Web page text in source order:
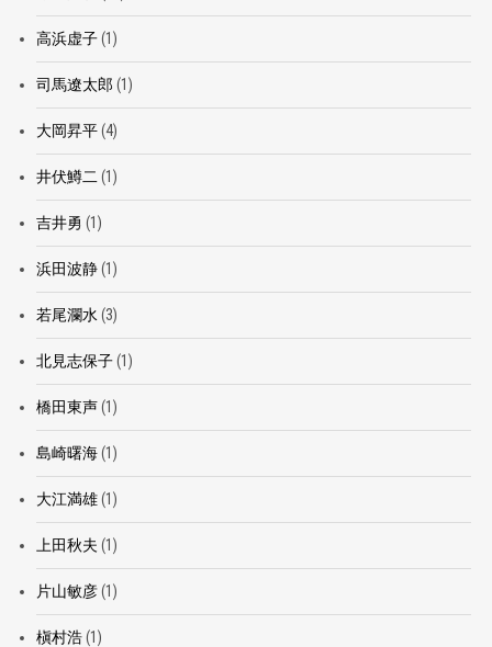
高浜虚子(1)
司馬遼太郎 (1)
大岡昇平(4)
井伏鱒二 (1)
吉井勇 (1)
浜田波静(1)
若尾瀾水 (3)
北見志保子(1)
橋田東声(1)
島崎曙海(1)
大江満雄(1)
上田秋夫 (1)
片山敏彦(1)
槇村浩(1)